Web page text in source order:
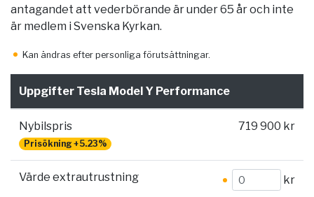
antagandet att vederbörande är under 65 år och inte
är medlem i Svenska Kyrkan.
Kan ändras efter personliga förutsättningar.
Uppgifter Tesla Model Y Performance
Nybilspris
Prisökning +5.23%
719 900 kr
Värde extrautrustning kr